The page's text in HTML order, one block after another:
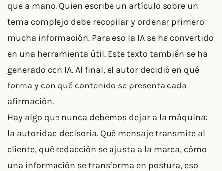
que a mano. Quien escribe un artículo sobre un
tema complejo debe recopilar y ordenar primero
mucha información. Para eso la IA se ha convertido
en una herramienta útil. Este texto también se ha
generado con IA. Al final, el autor decidió en qué
forma y con qué contenido se presenta cada
afirmación.
Hay algo que nunca debemos dejar a la máquina:
la autoridad decisoria. Qué mensaje transmite al
cliente, qué redacción se ajusta a la marca, cómo
una información se transforma en postura, eso